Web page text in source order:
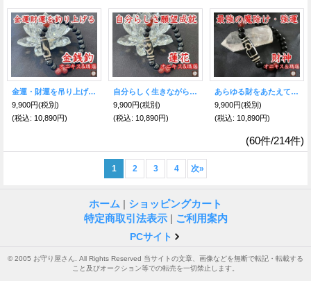
金運・財運を吊り上げる！金銭鈎天珠ブレスレット オニキス＆瑪瑙
9,900円(税別)
(税込: 10,890円)
自分らしく生きながら願望を成就させる！蓮花天珠ブレスレット オニキス＆瑪瑙
9,900円(税別)
(税込: 10,890円)
あらゆる財をあたえてくれる！財神天珠ブレスレット オニキス＆瑪瑙
9,900円(税別)
(税込: 10,890円)
(60件/214件)
1 2 3 4 次»
ホーム | ショッピングカート
特定商取引法表示 | ご利用案内
PCサイト
© 2005 お守り屋さん. All Rights Reserved 当サイトの文章、画像などを無断で転記・転載する
こと及びオークション等での転売を一切禁止します。